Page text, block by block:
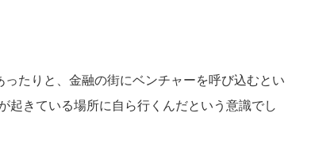
たりと、金融の街にベンチャーを呼び込むとい
起きている場所に自ら行くんだという意識でし